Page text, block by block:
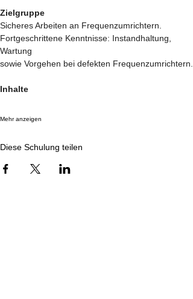
Zielgruppe
Sicheres Arbeiten an Frequenzumrichtern.
Fortgeschrittene Kenntnisse: Instandhaltung,
Wartung
sowie Vorgehen bei defekten Frequenzumrichtern.
Inhalte
Mehr anzeigen
Diese Schulung teilen